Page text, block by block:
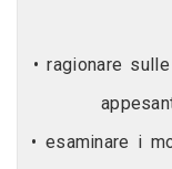
• ragionare
• esaminare i